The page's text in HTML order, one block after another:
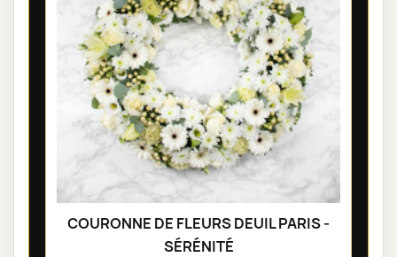
COURONNE DE FLEURS DEUIL PARIS -
SÉRÉNITÉ